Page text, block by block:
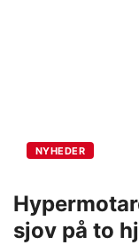
NYHEDER
sjov på to